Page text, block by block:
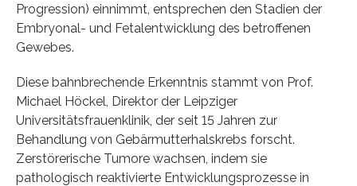
Progression) einnimmt, entsprechen den Stadien der
Embryonal- und Fetalentwicklung des betroffenen
Gewebes.
Diese bahnbrechende Erkenntnis stammt von Prof.
Michael Höckel, Direktor der Leipziger
Universitätsfrauenklinik, der seit 15 Jahren zur
Behandlung von Gebärmutterhalskrebs forscht.
Zerstörerische Tumore wachsen, indem sie
pathologisch reaktivierte Entwicklungsprozesse in